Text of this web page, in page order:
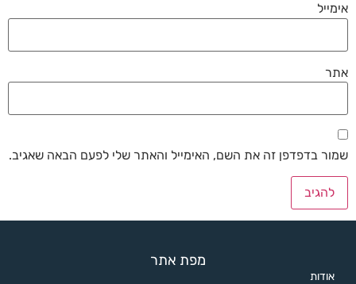
אימייל
אתר
שמור בדפדפן זה את השם, האימייל והאתר שלי לפעם הבאה שאגיב.
מפת אתר
אודות